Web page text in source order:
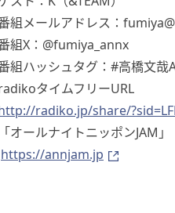
組メールアドレス：
組X：@fumiya_annx
組ハッシュタグ：#高橋文哉
タイムフリーURL
radiko.jp/share/
オールナイトニッポンJAM」
https://annjam.jp